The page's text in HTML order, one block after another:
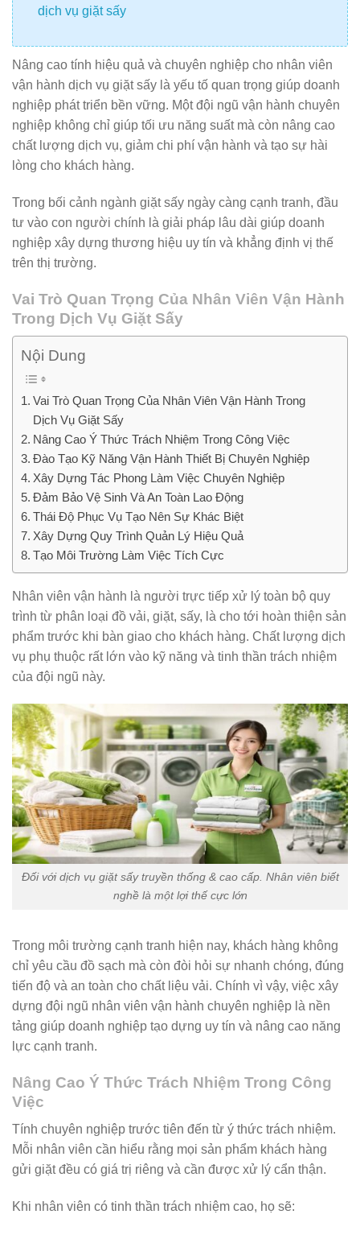
dịch vụ giặt sấy
Nâng cao tính hiệu quả và chuyên nghiệp cho nhân viên
vận hành dịch vụ giặt sấy là yếu tố quan trọng giúp doanh
nghiệp phát triển bền vững. Một đội ngũ vận hành chuyên
nghiệp không chỉ giúp tối ưu năng suất mà còn nâng cao
chất lượng dịch vụ, giảm chi phí vận hành và tạo sự hài
lòng cho khách hàng.
Trong bối cảnh ngành giặt sấy ngày càng cạnh tranh, đầu
tư vào con người chính là giải pháp lâu dài giúp doanh
nghiệp xây dựng thương hiệu uy tín và khẳng định vị thế
trên thị trường.
Vai Trò Quan Trọng Của Nhân Viên Vận Hành
Trong Dịch Vụ Giặt Sấy
Nội Dung
Vai Trò Quan Trọng Của Nhân Viên Vận Hành Trong
Dịch Vụ Giặt Sấy
Nâng Cao Ý Thức Trách Nhiệm Trong Công Việc
Đào Tạo Kỹ Năng Vận Hành Thiết Bị Chuyên Nghiệp
Xây Dựng Tác Phong Làm Việc Chuyên Nghiệp
Đảm Bảo Vệ Sinh Và An Toàn Lao Động
Thái Độ Phục Vụ Tạo Nên Sự Khác Biệt
Xây Dựng Quy Trình Quản Lý Hiệu Quả
Tạo Môi Trường Làm Việc Tích Cực
Nhân viên vận hành là người trực tiếp xử lý toàn bộ quy
trình từ phân loại đồ vải, giặt, sấy, là cho tới hoàn thiện sản
phẩm trước khi bàn giao cho khách hàng. Chất lượng dịch
vụ phụ thuộc rất lớn vào kỹ năng và tinh thần trách nhiệm
của đội ngũ này.
Đối với dịch vụ giặt sấy truyền thống & cao cấp. Nhân viên biết
nghề là một lợi thế cực lớn
Trong môi trường cạnh tranh hiện nay, khách hàng không
chỉ yêu cầu đồ sạch mà còn đòi hỏi sự nhanh chóng, đúng
tiến độ và an toàn cho chất liệu vải. Chính vì vậy, việc xây
dựng đội ngũ nhân viên vận hành chuyên nghiệp là nền
tảng giúp doanh nghiệp tạo dựng uy tín và nâng cao năng
lực cạnh tranh.
Nâng Cao Ý Thức Trách Nhiệm Trong Công
Việc
Tính chuyên nghiệp trước tiên đến từ ý thức trách nhiệm.
Mỗi nhân viên cần hiểu rằng mọi sản phẩm khách hàng
gửi giặt đều có giá trị riêng và cần được xử lý cẩn thận.
Khi nhân viên có tinh thần trách nhiệm cao, họ sẽ: